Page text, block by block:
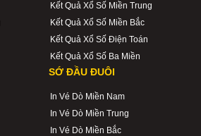
Kết Quả Xổ Số Miền Trung
Kết Quả Xổ Số Miền Bắc
Kết Quả Xổ Số Điện Toán
Kết Quả Xổ Số Ba Miền
SỚ ĐẦU ĐUÔI
In Vé Dò Miền Nam
In Vé Dò Miền Trung
In Vé Dò Miền Bắc